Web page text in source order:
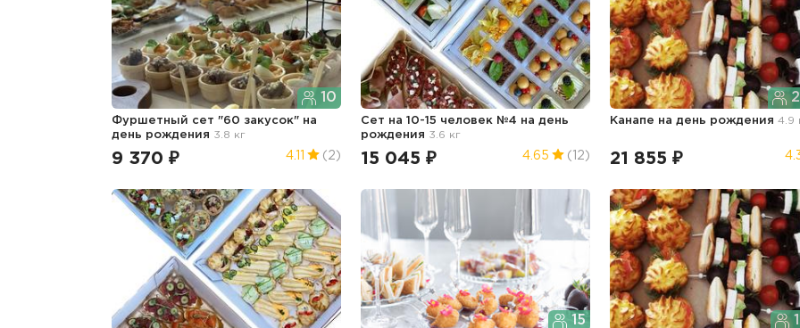
10
Фуршетный сет "60 закусок"
на
день рождения
3.8 кг
9 370 ₽ 4.11 (2)
Сет на 10-15 человек №4
на день
рождения
3.6 кг
15 045 ₽ 4.65 (12)
Канапе на день рождения 4.9
21 855 ₽
15